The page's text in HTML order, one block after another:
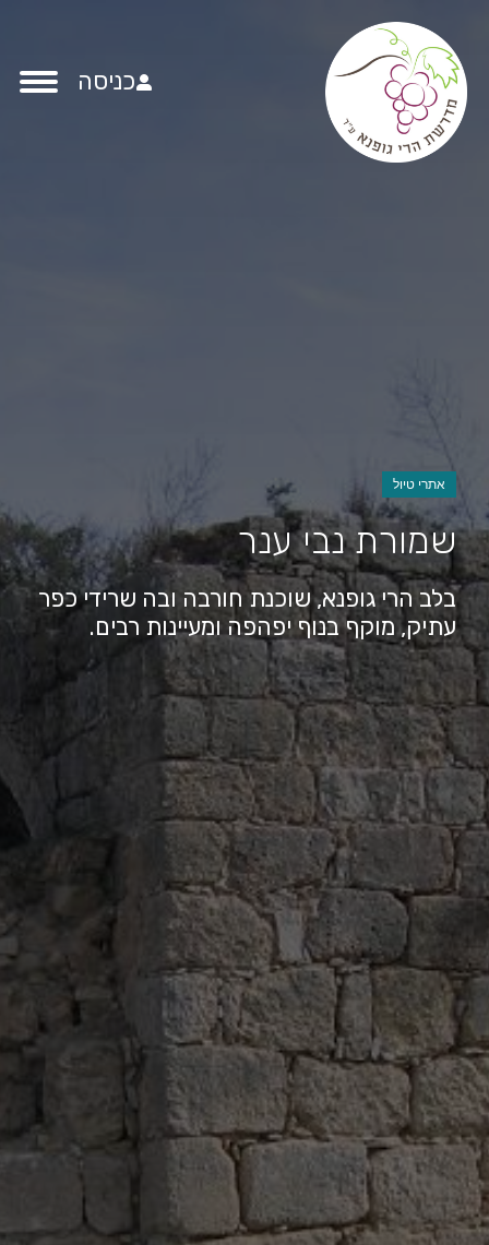
כניסה
אתרי טיול
שמורת נבי ענר
בלב הרי גופנא, שוכנת חורבה ובה שרידי כפר
עתיק, מוקף בנוף יפהפה ומעיינות רבים.